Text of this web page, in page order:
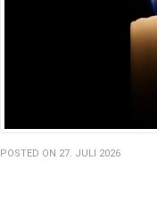
POSTED ON 27. JULI 2026